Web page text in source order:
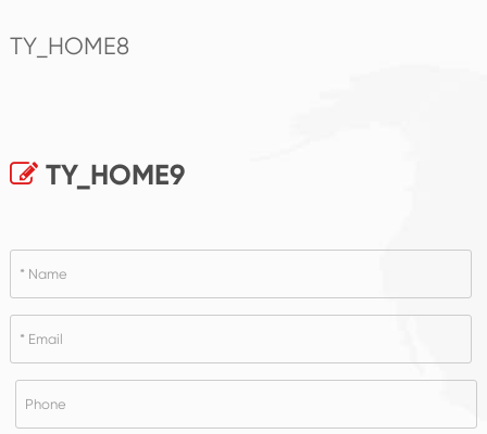
TY_HOME8
TY_HOME9